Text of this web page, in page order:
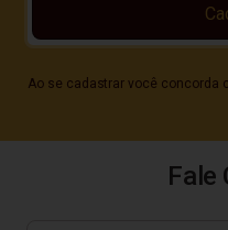
Ao se cadastrar você concorda
Fale